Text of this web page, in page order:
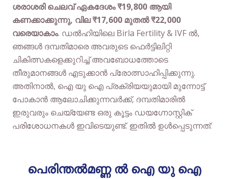
ശരാശരി ചെലവ് ഏകദേശം ₹19,800 ആയി
കണക്കാക്കുന്നു, വില ₹17,600 മുതൽ ₹22,000
വരെയാകാം. ഡൽഹിയിലെ Birla Fertility & IVF ൽ,
ഞങ്ങൾ ദമ്പതിമാരെ അവരുടെ ഫെർട്ടിലിറ്റി
ചികിത്സകളെക്കുറിച്ച് അവബോധത്തോടെ
തീരുമാനങ്ങൾ എടുക്കാൻ പ്രോത്സാഹിപ്പിക്കുന്നു.
അതിനാൽ, ഐ യു ഐ പ്രക്രിയയുമായി മുന്നോട്ട്
പോകാൻ ആലോചിക്കുന്നവർക്ക്, ദമ്പതിമാരിൽ
ഇരുവരും ചെയ്യേണ്ട ഒരു കൂട്ടം ഡയഗ്നോസ്റ്റിക്
പരിശോധനകൾ ഇവിടെയുണ്ട്. ഇതിൽ ഉൾപ്പെടുന്നത്:
പെരിന്തൽമണ്ണ ൽ ഐ യു ഐ